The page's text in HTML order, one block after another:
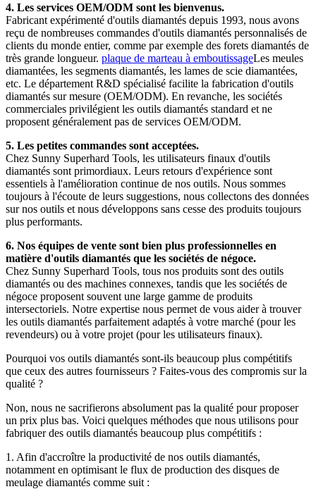
4. Les services OEM/ODM sont les bienvenus.
Fabricant expérimenté d'outils diamantés depuis 1993, nous avons
reçu de nombreuses commandes d'outils diamantés personnalisés de
clients du monde entier, comme par exemple des forets diamantés de
très grande longueur. plaque de marteau à emboutissageLes meules
diamantées, les segments diamantés, les lames de scie diamantées,
etc. Le département R&D spécialisé facilite la fabrication d'outils
diamantés sur mesure (OEM/ODM). En revanche, les sociétés
commerciales privilégient les outils diamantés standard et ne
proposent généralement pas de services OEM/ODM.
5. Les petites commandes sont acceptées.
Chez Sunny Superhard Tools, les utilisateurs finaux d'outils
diamantés sont primordiaux. Leurs retours d'expérience sont
essentiels à l'amélioration continue de nos outils. Nous sommes
toujours à l'écoute de leurs suggestions, nous collectons des données
sur nos outils et nous développons sans cesse des produits toujours
plus performants.
6. Nos équipes de vente sont bien plus professionnelles en
matière d'outils diamantés que les sociétés de négoce.
Chez Sunny Superhard Tools, tous nos produits sont des outils
diamantés ou des machines connexes, tandis que les sociétés de
négoce proposent souvent une large gamme de produits
intersectoriels. Notre expertise nous permet de vous aider à trouver
les outils diamantés parfaitement adaptés à votre marché (pour les
revendeurs) ou à votre projet (pour les utilisateurs finaux).
Pourquoi vos outils diamantés sont-ils beaucoup plus compétitifs
que ceux des autres fournisseurs ? Faites-vous des compromis sur la
qualité ?
Non, nous ne sacrifierons absolument pas la qualité pour proposer
un prix plus bas. Voici quelques méthodes que nous utilisons pour
fabriquer des outils diamantés beaucoup plus compétitifs :
1. Afin d'accroître la productivité de nos outils diamantés,
notamment en optimisant le flux de production des disques de
meulage diamantés comme suit :